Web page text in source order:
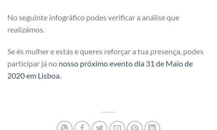
No seguinte infográfico podes verificar a análise que
realizámos.
Se és mulher e estás e queres reforçar a tua presença, podes
participar já no nosso próximo evento dia 31 de Maio de
2020 em Lisboa.